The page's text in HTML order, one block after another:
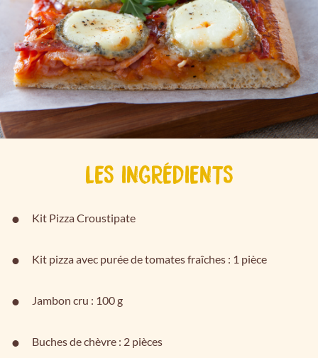
LES INGRÉDIENTS
Kit Pizza Croustipate
Kit pizza avec purée de tomates fraîches : 1 pièce
Jambon cru : 100 g
Buches de chèvre : 2 pièces